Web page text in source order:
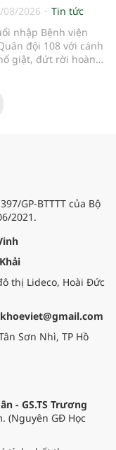
tạng.
08/2026
Tin tức
nhập Bệnh viện
đội 108 với cánh
giật, đứt rời hoàn
thời gian thiếu
bác sĩ đã tái lập
GP-BTTTT của Bộ
2021.
thị Lideco, Hoài Đức
Sơn Nhì, TP Hồ
- GS.TS Trương
(Nguyên GĐ Học